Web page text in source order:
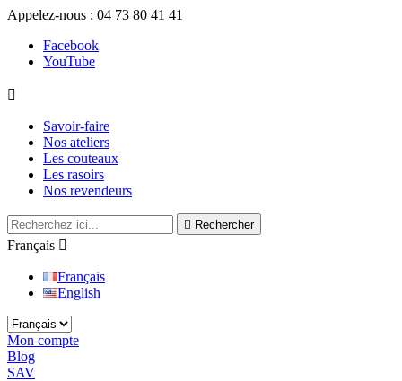
Appelez-nous : 04 73 80 41 41
Facebook
YouTube

Savoir-faire
Nos ateliers
Les couteaux
Les rasoirs
Nos revendeurs
 Rechercher
Français 
Français
English
Mon compte
Blog
SAV